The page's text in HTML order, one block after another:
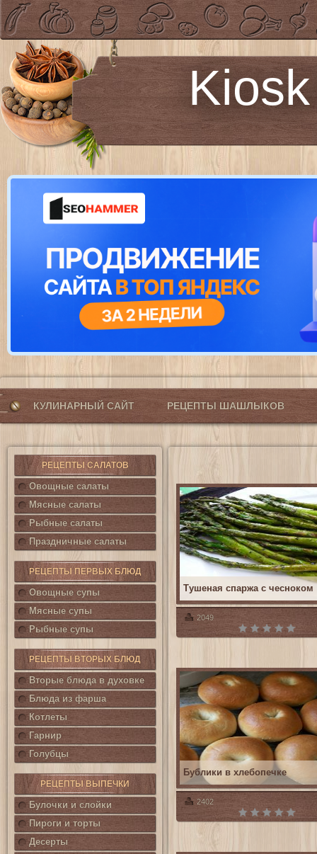
КУЛИНАРНЫЙ САЙТ РЕЦЕПТЫ ШАШЛЫКОВ
РЕЦЕПТЫ САЛАТОВ
Овощные салаты
Мясные салаты
Рыбные салаты
Праздничные салаты
РЕЦЕПТЫ ПЕРВЫХ БЛЮД
Овощные супы
Мясные супы
Рыбные супы
РЕЦЕПТЫ ВТОРЫХ БЛЮД
Вторые блюда в духовке
Блюда из фарша
Котлеты
Гарнир
Голубцы
РЕЦЕПТЫ ВЫПЕЧКИ
Булочки и слойки
Пироги и торты
Десерты
2049
Тушеная спаржа с чесноком
2402
Бублики в хлебопечке